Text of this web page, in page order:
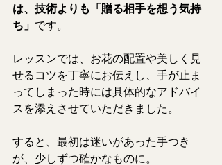
は、技術よりも「贈る相手を想う気持
ち」 です。
レッスンでは、お花の配置や美しく見
せるコツを丁寧にお伝えし、手が止ま
ってしまった時には具体的なアドバイ
スを添えさせていただきました。
すると、最初は迷いがあった手つき
が、少しずつ確かなものに。